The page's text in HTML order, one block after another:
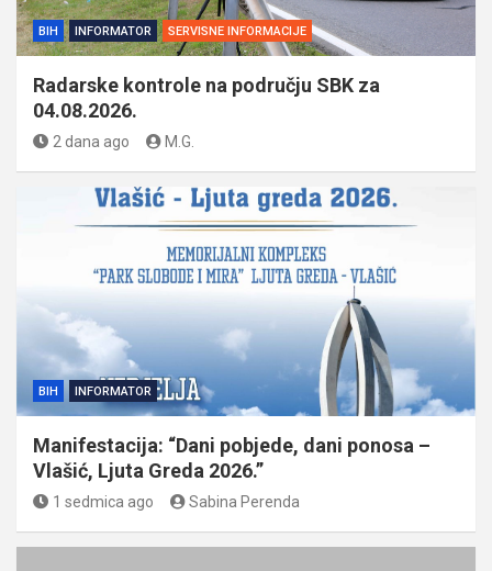
BIH INFORMATOR SERVISNE INFORMACIJE
Radarske kontrole na području SBK za
04.08.2026.
2 dana ago M.G.
BIH INFORMATOR
Manifestacija: “Dani pobjede, dani ponosa –
Vlašić, Ljuta Greda 2026.”
1 sedmica ago Sabina Perenda